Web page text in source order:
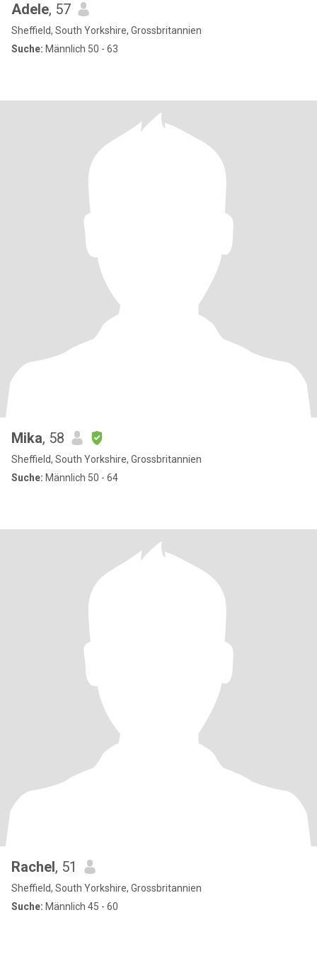
Adele, 57
Sheffield, South Yorkshire, Grossbritannien
Suche: Männlich 50 - 63
Mika, 58
Sheffield, South Yorkshire, Grossbritannien
Suche: Männlich 50 - 64
Rachel, 51
Sheffield, South Yorkshire, Grossbritannien
Suche: Männlich 45 - 60